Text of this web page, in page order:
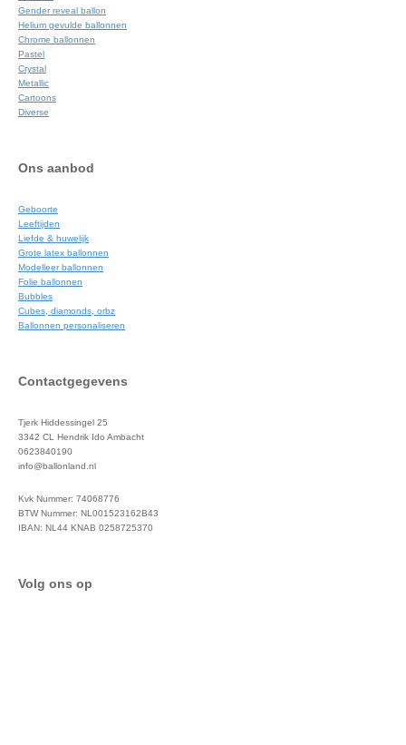
Gender reveal ballon
Helium gevulde ballonnen
Chrome ballonnen
Pastel
Crystal
Metallic
Cartoons
Diverse
Ons aanbod
Geboorte
Leeftijden
Liefde & huwelijk
Grote latex ballonnen
Modelleer ballonnen
Folie ballonnen
Bubbles
Cubes, diamonds, orbz
Ballonnen personaliseren
Contactgegevens
Tjerk Hiddessingel 25
3342 CL Hendrik Ido Ambacht
0623840190
info@ballonland.nl
Kvk Nummer: 74068776
BTW Nummer: NL001523162B43
IBAN: NL44 KNAB 0258725370
Volg ons op